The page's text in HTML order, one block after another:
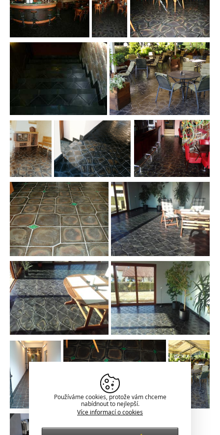
Používáme cookies, protože vám chceme
nabídnout to nejlepší.
Více informací o cookies